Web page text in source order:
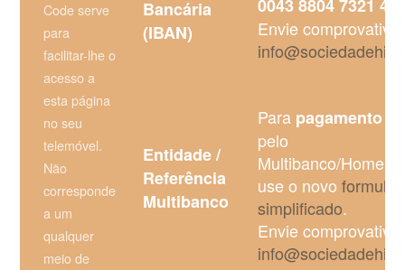
Code serve
para
facilitar-lhe o
acesso a
esta página
no seu
telemóvel.
Não
corresponde
a um
qualquer
meio de
Bancária
(IBAN)
0043 8804 7321 4
Envie comprovativo
Entidade /
Referência
Multibanco
Para pagamento
pelo
Multibanco/
use o novo
simplificado.
Envie comprovativo